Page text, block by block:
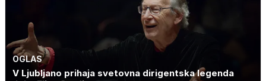
OGLAS
V Ljubljano prihaja svetovna dirigentska legenda